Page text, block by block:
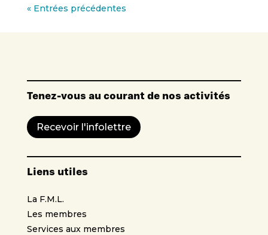
« Entrées précédentes
Tenez-vous au courant de nos activités
Recevoir l'infolettre
Liens utiles
La F.M.L.
Les membres
Services aux membres